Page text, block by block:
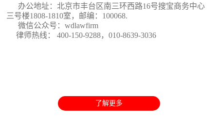
办公地址：北京市丰台区南三环西路16号搜宝商务中心
三号楼1808-1810室 ，邮编：100068.
微信公众号：wdlawfirm
律师热线： 400-150-9288，010-8639-3036
了解更多